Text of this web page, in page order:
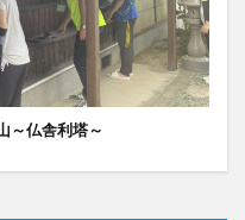
～仏舎利塔～